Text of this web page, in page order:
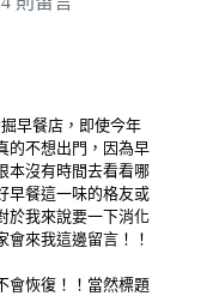
早餐店，即使今年
的不想出門，因為早
本沒有時間去看看哪
早餐這一味的格友或
於我來說要一下消化
來我這邊留言！！
會恢復！！當然標題